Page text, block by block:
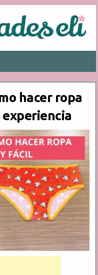
hacer ropa